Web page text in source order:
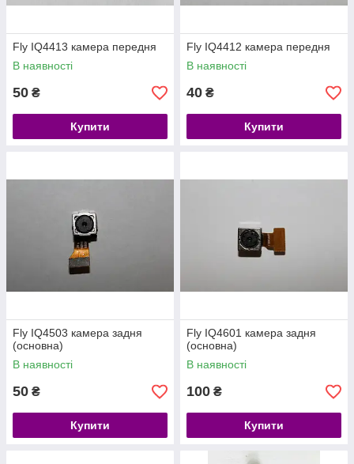
Fly IQ4413 камера передня
В наявності
50 ₴
Купити
Fly IQ4412 камера передня
В наявності
40 ₴
Купити
Fly IQ4503 камера задня
(основна)
В наявності
50 ₴
Купити
Fly IQ4601 камера задня
(основна)
В наявності
100 ₴
Купити